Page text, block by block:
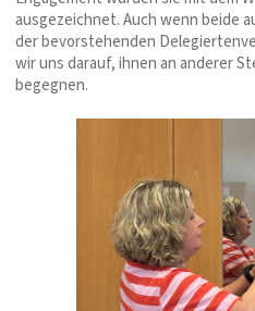
ausgezeichnet. Auch wenn beide
der bevorstehenden
wir uns darauf, ihnen an anderer
begegnen.